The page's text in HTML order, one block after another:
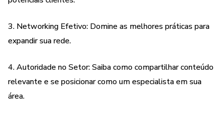
3. Networking Efetivo: Domine as melhores práticas para
expandir sua rede.
4. Autoridade no Setor: Saiba como compartilhar conteúdo
relevante e se posicionar como um especialista em sua
área.